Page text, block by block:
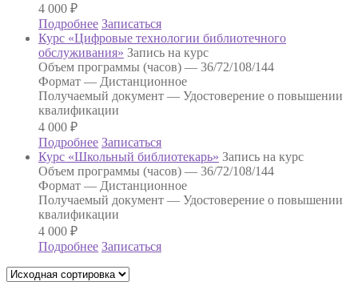
4 000 ₽
Подробнее Записаться
Курс «Цифровые технологии библиотечного
обслуживания» Запись на курс
Объем программы (часов) — 36/72/108/144
Формат — Дистанционное
Получаемый документ — Удостоверение о повышении
квалификации
4 000 ₽
Подробнее Записаться
Курс «Школьный библиотекарь» Запись на курс
Объем программы (часов) — 36/72/108/144
Формат — Дистанционное
Получаемый документ — Удостоверение о повышении
квалификации
4 000 ₽
Подробнее Записаться